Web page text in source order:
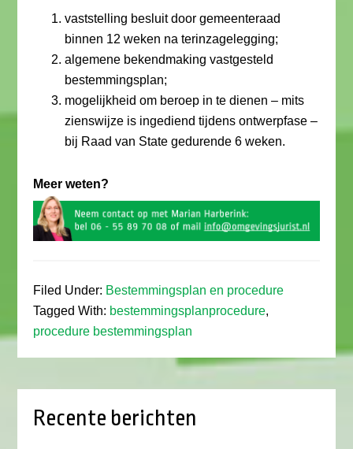
vaststelling besluit door gemeenteraad
binnen 12 weken na terinzagelegging;
algemene bekendmaking vastgesteld
bestemmingsplan;
mogelijkheid om beroep in te dienen – mits
zienswijze is ingediend tijdens ontwerpfase –
bij Raad van State gedurende 6 weken.
Meer weten?
Filed Under: Bestemmingsplan en procedure
Tagged With: bestemmingsplanprocedure,
procedure bestemmingsplan
Recente berichten